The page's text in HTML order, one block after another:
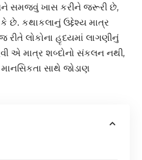
સમજવું ખાસ કરીને જરૂરી છે,
છે. કથાકલાનું ઉદ્દેશ્ય માત્ર
લોકોના હૃદયમાં લાગણીનું
એ માત્ર શબ્દોનો સંકલન નથી,
સાથે જોડાણ